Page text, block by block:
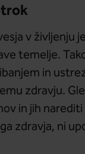
v življenju
temelje.
in
zdravju.
in jih
zdravja, ni